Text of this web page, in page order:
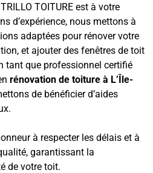
TOITURE est à votre
d’expérience, nous mettons à
adaptées pour rénover votre
et ajouter des fenêtres de toit
tant que professionnel certifié
rénovation de toiture à L’Île-
de bénéficier d’aides
à respecter les délais et à
garantissant la
de votre toit.